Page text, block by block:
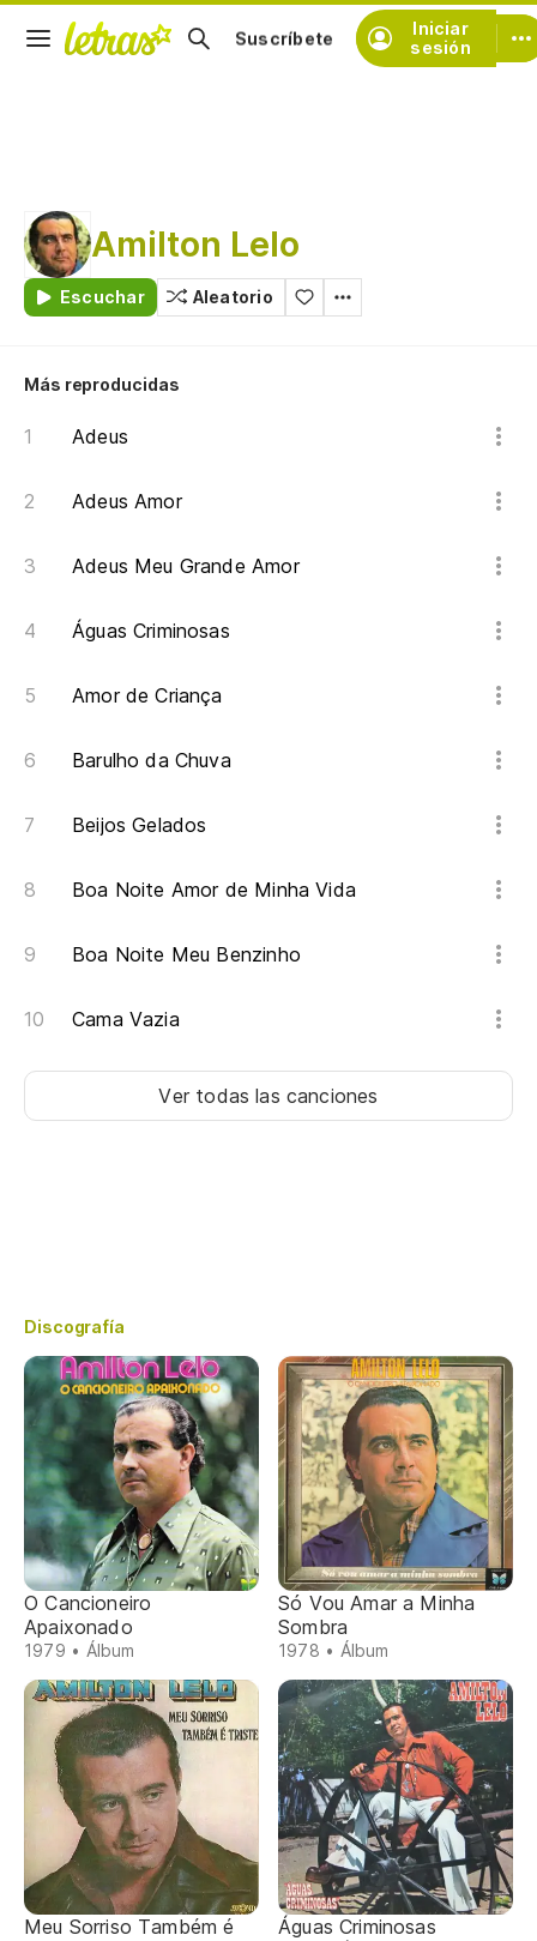
Iniciar
sesión
Suscríbete
Amilton Lelo
Escuchar Aleatorio
Más reproducidas
Adeus
Adeus Amor
Adeus Meu Grande Amor
Águas Criminosas
Amor de Criança
Barulho da Chuva
Beijos Gelados
Boa Noite Amor de Minha Vida
Boa Noite Meu Benzinho
Cama Vazia
Ver todas las canciones
Discografía
O Cancioneiro
Apaixonado
1979 • Álbum
Só Vou Amar a Minha
Sombra
1978 • Álbum
Meu Sorriso Também é
Águas Criminosas